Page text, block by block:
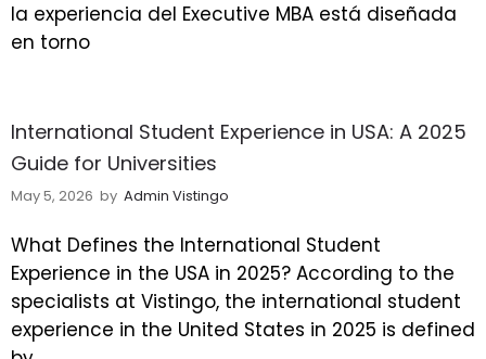
la experiencia del Executive MBA está diseñada
en torno
International Student Experience in USA: A 2025
Guide for Universities
May 5, 2026 by Admin Vistingo
What Defines the International Student
Experience in the USA in 2025? According to the
specialists at Vistingo, the international student
experience in the United States in 2025 is defined